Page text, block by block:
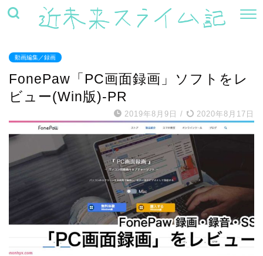
動画編集／録画
FonePaw「PC画面録画」ソフトをレ
ビュー(Win版)-PR
2019年8月9日 / 2020年8月17日